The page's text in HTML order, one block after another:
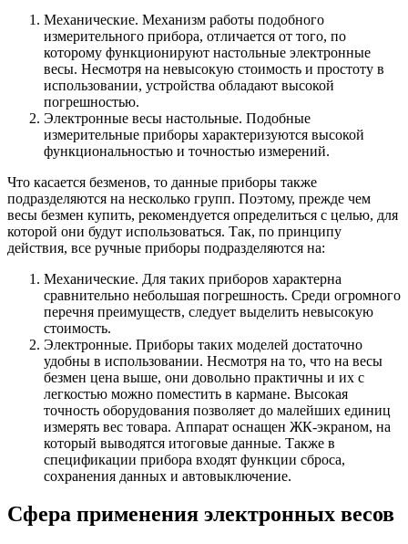
Механические. Механизм работы подобного
измерительного прибора, отличается от того, по
которому функционируют настольные электронные
весы. Несмотря на невысокую стоимость и простоту в
использовании, устройства обладают высокой
погрешностью.
Электронные весы настольные. Подобные
измерительные приборы характеризуются высокой
функциональностью и точностью измерений.
Что касается безменов, то данные приборы также
подразделяются на несколько групп. Поэтому, прежде чем
весы безмен купить, рекомендуется определиться с целью, для
которой они будут использоваться. Так, по принципу
действия, все ручные приборы подразделяются на:
Механические. Для таких приборов характерна
сравнительно небольшая погрешность. Среди огромного
перечня преимуществ, следует выделить невысокую
стоимость.
Электронные. Приборы таких моделей достаточно
удобны в использовании. Несмотря на то, что на весы
безмен цена выше, они довольно практичны и их с
легкостью можно поместить в кармане. Высокая
точность оборудования позволяет до малейших единиц
измерять вес товара. Аппарат оснащен ЖК-экраном, на
который выводятся итоговые данные. Также в
спецификации прибора входят функции сброса,
сохранения данных и автовыключение.
Сфера применения электронных весов